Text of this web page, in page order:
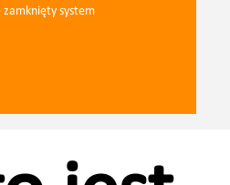
zamknięty system